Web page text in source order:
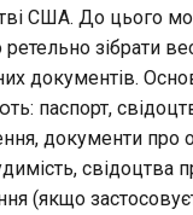
США. До цього
ретельно зібрати
документів.
паспорт,
документи про
свідоцтва
(якщо